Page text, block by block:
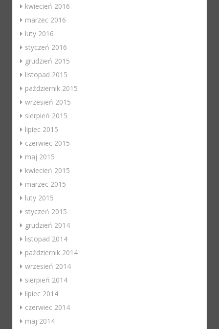
kwiecień 2016
marzec 2016
luty 2016
styczeń 2016
grudzień 2015
listopad 2015
październik 2015
wrzesień 2015
sierpień 2015
lipiec 2015
czerwiec 2015
maj 2015
kwiecień 2015
marzec 2015
luty 2015
styczeń 2015
grudzień 2014
listopad 2014
październik 2014
wrzesień 2014
sierpień 2014
lipiec 2014
czerwiec 2014
maj 2014